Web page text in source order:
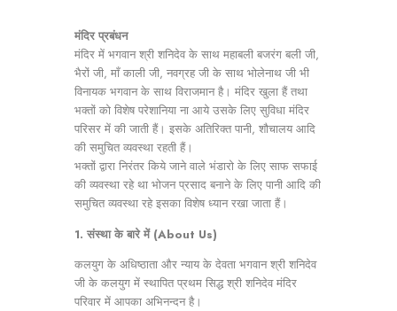
मंदिर प्रबंधन
मंदिर में भगवान श्री शनिदेव के साथ महाबली बजरंग बली जी,
भैरों जी, माँ काली जी, नवग्रह जी के साथ भोलेनाथ जी भी
विनायक भगवान के साथ विराजमान है। मंदिर खुला हैं तथा
भक्तों को विशेष परेशानिया ना आये उसके लिए सुविधा मंदिर
परिसर में की जाती हैं। इसके अतिरिक्त पानी, शौचालय आदि
की समुचित व्यवस्था रहती हैं।
भक्तों द्वारा निरंतर किये जाने वाले भंडारो के लिए साफ सफाई
की व्यवस्था रहे था भोजन प्रसाद बनाने के लिए पानी आदि की
समुचित व्यवस्था रहे इसका विशेष ध्यान रखा जाता हैं।
1. संस्था के बारे में (About Us)
कलयुग के अधिष्ठाता और न्याय के देवता भगवान श्री शनिदेव
जी के कलयुग में स्थापित प्रथम सिद्ध श्री शनिदेव मंदिर
परिवार में आपका अभिनन्दन है।